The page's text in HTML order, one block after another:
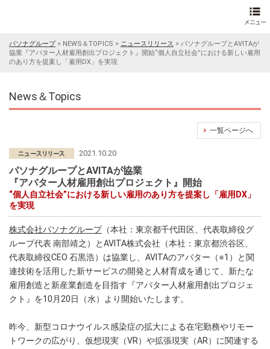
パソナグループ> NEWS＆TOPICS > ニュースリリース > パソナグループとAVITAが
協業『アバター人材雇用創出プロジェクト』開始“個人自立社会”における新しい雇用
のあり方を提案し「雇用DX」を実現
News＆Topics
一覧ページへ
2021.10.20
パソナグループとAVITAが協業
『アバター人材雇用創出プロジェクト』開始
“個人自立社会”における新しい雇用のあり方を提案し「雇用DX」
を実現
株式会社パソナグループ（本社：東京都千代田区、代表取締役グ
ループ代表 南部靖之）とAVITA株式会社（本社：東京都渋谷区、
代表取締役CEO 石黒浩）は協業し、AVITAのアバター（※1）と関
連技術を活用した新サービスの開発と人材育成を通じて、新たな
雇用創造と新産業創造を目指す『アバター人材雇用創出プロジェ
クト』を10月20日（水）より開始いたします。
昨今、新型コロナウイルス感染症の拡大による在宅勤務やリモー
トワークの広がり、仮想現実（VR）や拡張現実（AR）に関連する